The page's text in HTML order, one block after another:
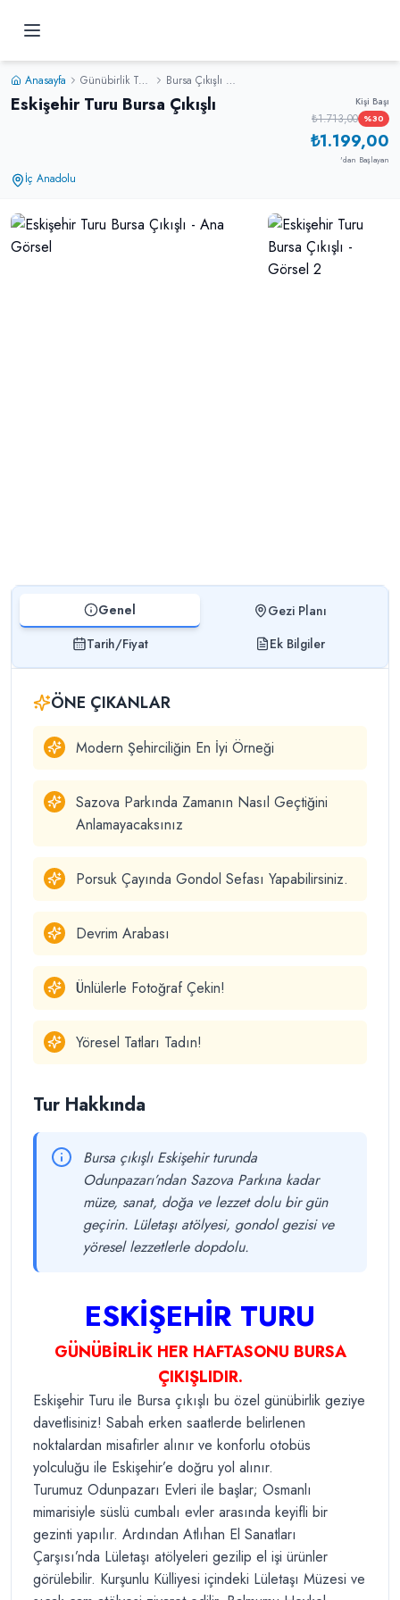
Anasayfa Günübirlik Turlar Bursa Çıkışlı Turlar
Eskişehir Turu Bursa Çıkışlı Kişi Başı
₺1.713,00 %30
₺1.199,00
'dan Başlayan
İç Anadolu
Genel
Gezi Planı
Tarih/Fiyat
Ek Bilgiler
ÖNE ÇIKANLAR
Modern Şehirciliğin En İyi Örneği
Sazova Parkında Zamanın Nasıl Geçtiğini
Anlamayacaksınız
Porsuk Çayında Gondol Sefası Yapabilirsiniz.
Devrim Arabası
Ünlülerle Fotoğraf Çekin!
Yöresel Tatları Tadın!
Tur Hakkında
Bursa çıkışlı Eskişehir turunda
Odunpazarı’ndan Sazova Parkına kadar
müze, sanat, doğa ve lezzet dolu bir gün
geçirin. Lületaşı atölyesi, gondol gezisi ve
yöresel lezzetlerle dopdolu.
ESKİŞEHİR TURU
GÜNÜBİRLİK HER HAFTASONU BURSA
ÇIKIŞLIDIR.
Eskişehir Turu ile Bursa çıkışlı bu özel günübirlik geziye
davetlisiniz! Sabah erken saatlerde belirlenen
noktalardan misafirler alınır ve konforlu otobüs
yolculuğu ile Eskişehir’e doğru yol alınır.
Turumuz Odunpazarı Evleri ile başlar; Osmanlı
mimarisiyle süslü cumbalı evler arasında keyifli bir
gezinti yapılır. Ardından Atlıhan El Sanatları
Çarşısı’nda Lületaşı atölyeleri gezilip el işi ürünler
görülebilir. Kurşunlu Külliyesi içindeki Lületaşı Müzesi ve